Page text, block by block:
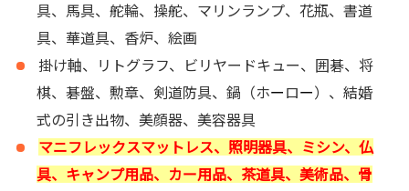
具、馬具、舵輪、操舵、マリンランプ、花瓶、書道
具、華道具、香炉、絵画
掛け軸、リトグラフ、ビリヤードキュー、囲碁、将
棋、碁盤、勲章、剣道防具、鍋（ホー ロー）、結婚
式の引き出物、美顔器、美容器具
マニフレックスマットレス、照明器具、ミシン、仏
具、キャンプ用品、カー用品、茶道具、美術品、骨